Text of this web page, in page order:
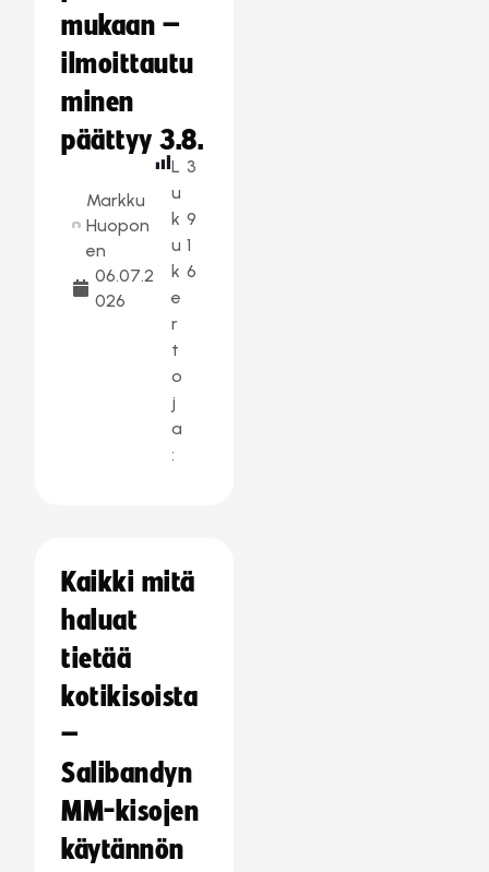
mukaan –
ilmoittautu
minen
päättyy 3.8.
Markku
Huopon
en
06.07.2
026
L
u
k
u
k
e
r
t
o
j
a
:
3
9
1
6
Kaikki mitä
haluat
tietää
kotikisoista
–
Salibandyn
MM-kisojen
käytännön